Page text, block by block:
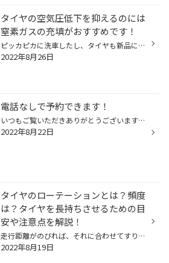
タイヤの空気圧低下を抑えるのには
窒素ガスの充填がおすすめです！
ピッカピカに洗車したし、タイヤも新品に交換したばかり。 エンジンオイルやバッテリーも定期的に交換しているので問題ナシ！さあどこへお出かけしようか？なんて計画を立てるのは楽しいですよね。 でも、お出かけ前にしていただきたい大事なことがあります。 それは、タイヤの空気圧のチェックです...
2022年8月26日
電話なしで予約できます！
いつもご覧いただきありがとうございます！ 澤田です！ 当店は予約なしの作業もお受けしていますが 予約作業を優先させていただいてますので 予約がない場合時間がかかってしまうこともあります。 予約したいけど混雑時期で電話が繋がらない・・・ 明日オイル交換したいけどもう営業時間外だ・・・ ...
2022年8月22日
タイヤのローテーションとは？頻度
は？タイヤを長持ちさせるための目
安や注意点を解説！
走行距離がのびれば、それに合わせてすり減っていくのがタイヤです。 経年による劣化が理由になることもありますが、コンスタントに愛車を運転される方の場合は摩耗度合いで交換に至ることが多いのではないかと思います。 消耗部品とわかってはいても、交換にかかる費用を考えればタイヤをできるだ...
2022年8月19日